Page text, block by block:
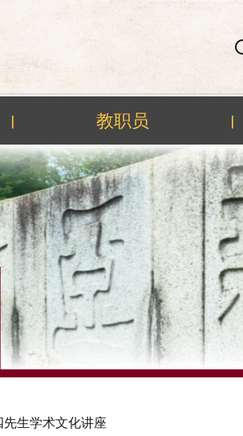
| 教职员 |
生学术文化讲座